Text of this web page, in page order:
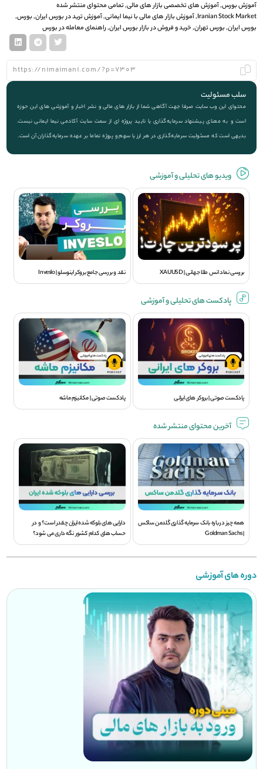
آموزش بورس,آموزش های تخصصی بازار های مالی,تمامی محتوای منتشر شده
Iranian Stock Market
,آموزش بازار های مالی با نیما ایمانی,آموزش ترید در بورس ایران,بورس,
بورس ایران,بورس تهران,خرید و فروش در بازار بورس ایران,راهنمای معامله در بورس
سلب مسئولیت
محتوای این وب سایت صرفا جهت آگاهی شما از بازار های مالی و نشر اخبار و آموزشی های این حوزه
است و به معنای پیشنهاد سرمایه‌گذاری یا تایید پروژه ای از سمت سایت آکادمی نیما ایمانی نیست.
بدیهی است که مسئولیت سرمایه‌گذاری در هر ارز یا سهم و پروژه تماما بر عهده سرمایه‌گذاران آن است.
ویديو های تحلیلی و آموزشی
بررسی نماد انس طلا جهانی | XAUUSD نقد و بررسی جامع بروکر اینوسلو | Inveslo
پادکست های تحلیلی و آموزشی
پادکست صوتی | بروکر های ایرانی پادکست صوتی | مکانیزم ماشه
آخرین محتوای منتشر شده
همه چیز درباره بانک سرمایه گذاری گلدمن ساکس
| Goldman Sachs
دارایی های بلوکه شده ایران چقدر است؟ و در
حساب های کدام کشور نگه داری می شود؟
دوره های آموزشی